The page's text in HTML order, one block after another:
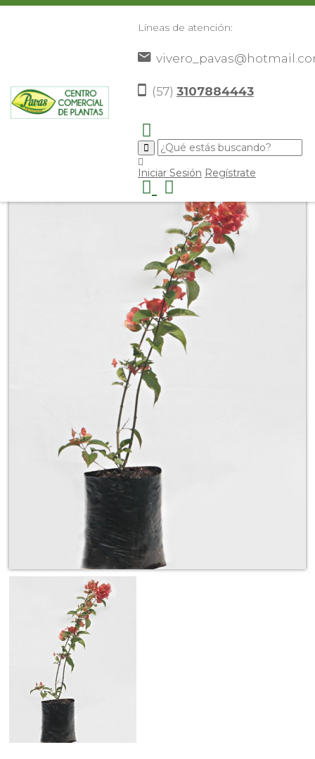
Líneas de atención:
(57) 3107884443
Iniciar Sesión Regístrate
Plantas> Flores De Exterior>Gorro